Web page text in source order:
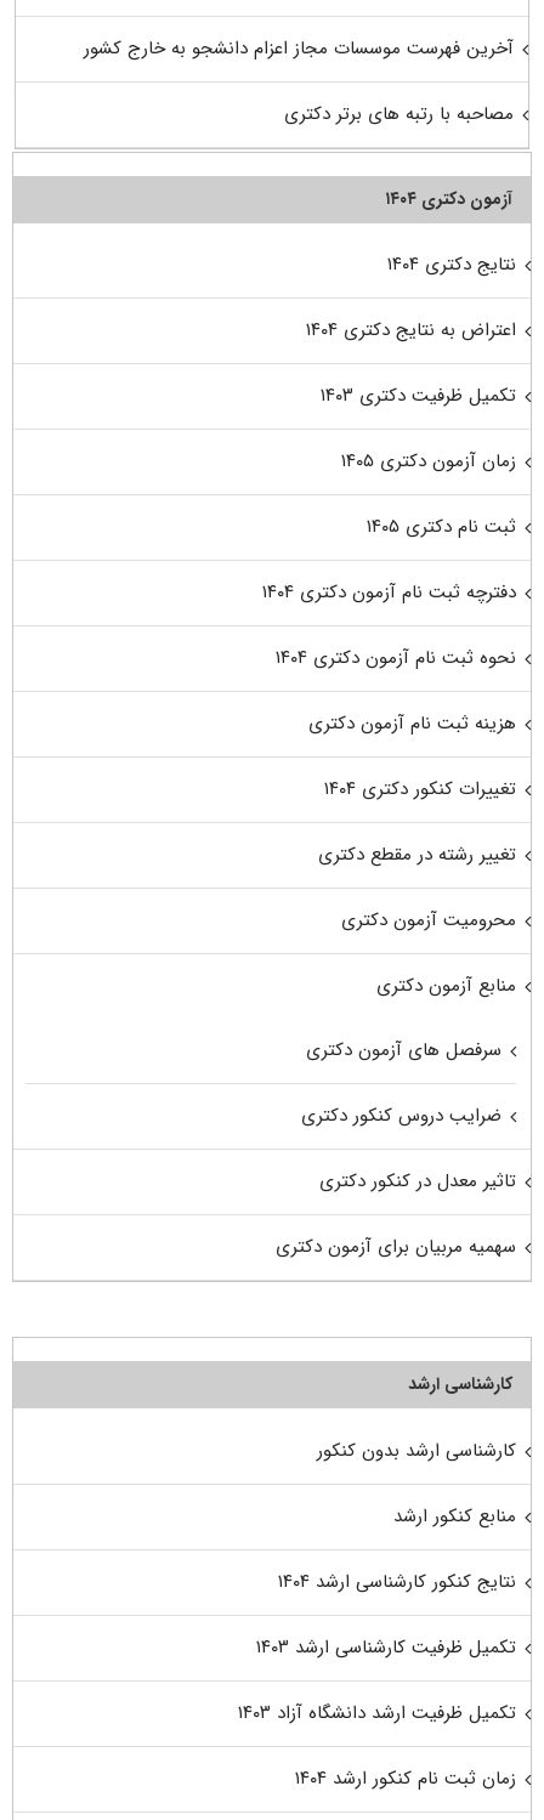
آخرین فهرست موسسات مجاز اعزام دانشجو به خارج کشور
مصاحبه با رتبه های برتر دکتری
آزمون دکتری ۱۴۰۴
نتایج دکتری ۱۴۰۴
اعتراض به نتایج دکتری ۱۴۰۴
تکمیل ظرفیت دکتری ۱۴۰۳
زمان آزمون دکتری ۱۴۰۵
ثبت نام دکتری ۱۴۰۵
دفترچه ثبت نام آزمون دکتری ۱۴۰۴
نحوه ثبت نام آزمون دکتری ۱۴۰۴
هزینه ثبت نام آزمون دکتری
تغییرات کنکور دکتری ۱۴۰۴
تغییر رشته در مقطع دکتری
محرومیت آزمون دکتری
منابع آزمون دکتری
سرفصل های آزمون دکتری
ضرایب دروس کنکور دکتری
تاثیر معدل در کنکور دکتری
سهمیه مربیان برای آزمون دکتری
کارشناسی ارشد
کارشناسی ارشد بدون کنکور
منابع کنکور ارشد
نتایج کنکور کارشناسی ارشد ۱۴۰۴
تکمیل ظرفیت کارشناسی ارشد ۱۴۰۳
تکمیل ظرفیت ارشد دانشگاه آزاد ۱۴۰۳
زمان ثبت نام کنکور ارشد ۱۴۰۴